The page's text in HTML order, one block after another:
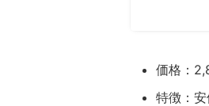
価格：
特徴：